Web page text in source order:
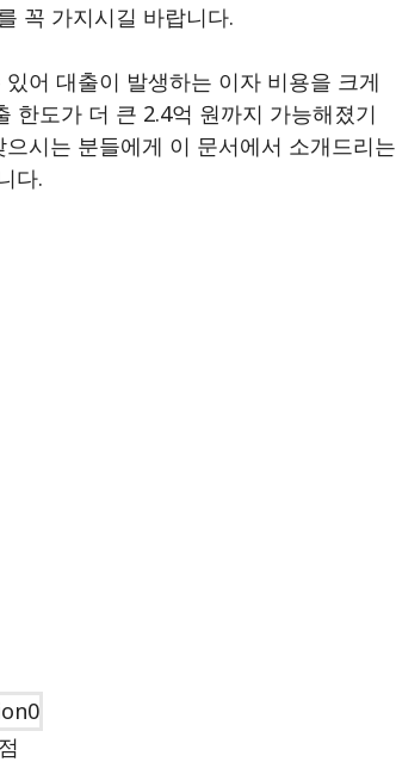
꼭 가지시길 바랍니다.
어 대출이 발생하는 이자 비용을 크게
한도가 더 큰 2.4억 원까지 가능해졌기
시는 분들에게 이 문서에서 소개드리는
다.